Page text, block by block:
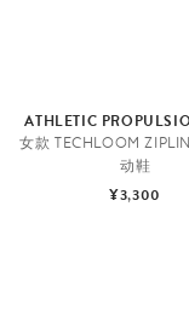
ATHLETIC
女款 TECHLOOM
动鞋
¥3,300